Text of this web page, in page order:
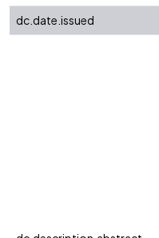
dc.date.issued